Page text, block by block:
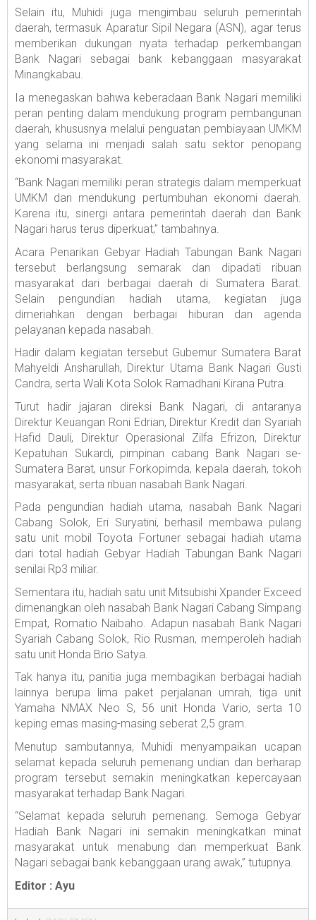
Selain itu, Muhidi juga mengimbau seluruh pemerintah
daerah, termasuk Aparatur Sipil Negara (ASN), agar terus
memberikan dukungan nyata terhadap perkembangan
Bank Nagari sebagai bank kebanggaan masyarakat
Minangkabau.
Ia menegaskan bahwa keberadaan Bank Nagari memiliki
peran penting dalam mendukung program pembangunan
daerah, khususnya melalui penguatan pembiayaan UMKM
yang selama ini menjadi salah satu sektor penopang
ekonomi masyarakat.
“Bank Nagari memiliki peran strategis dalam memperkuat
UMKM dan mendukung pertumbuhan ekonomi daerah.
Karena itu, sinergi antara pemerintah daerah dan Bank
Nagari harus terus diperkuat,” tambahnya.
Acara Penarikan Gebyar Hadiah Tabungan Bank Nagari
tersebut berlangsung semarak dan dipadati ribuan
masyarakat dari berbagai daerah di Sumatera Barat.
Selain pengundian hadiah utama, kegiatan juga
dimeriahkan dengan berbagai hiburan dan agenda
pelayanan kepada nasabah.
Hadir dalam kegiatan tersebut Gubernur Sumatera Barat
Mahyeldi Ansharullah, Direktur Utama Bank Nagari Gusti
Candra, serta Wali Kota Solok Ramadhani Kirana Putra.
Turut hadir jajaran direksi Bank Nagari, di antaranya
Direktur Keuangan Roni Edrian, Direktur Kredit dan Syariah
Hafid Dauli, Direktur Operasional Zilfa Efrizon, Direktur
Kepatuhan Sukardi, pimpinan cabang Bank Nagari se-
Sumatera Barat, unsur Forkopimda, kepala daerah, tokoh
masyarakat, serta ribuan nasabah Bank Nagari.
Pada pengundian hadiah utama, nasabah Bank Nagari
Cabang Solok, Eri Suryatini, berhasil membawa pulang
satu unit mobil Toyota Fortuner sebagai hadiah utama
dari total hadiah Gebyar Hadiah Tabungan Bank Nagari
senilai Rp3 miliar.
Sementara itu, hadiah satu unit Mitsubishi Xpander Exceed
dimenangkan oleh nasabah Bank Nagari Cabang Simpang
Empat, Romatio Naibaho. Adapun nasabah Bank Nagari
Syariah Cabang Solok, Rio Rusman, memperoleh hadiah
satu unit Honda Brio Satya.
Tak hanya itu, panitia juga membagikan berbagai hadiah
lainnya berupa lima paket perjalanan umrah, tiga unit
Yamaha NMAX Neo S, 56 unit Honda Vario, serta 10
keping emas masing-masing seberat 2,5 gram.
Menutup sambutannya, Muhidi menyampaikan ucapan
selamat kepada seluruh pemenang undian dan berharap
program tersebut semakin meningkatkan kepercayaan
masyarakat terhadap Bank Nagari.
“Selamat kepada seluruh pemenang. Semoga Gebyar
Hadiah Bank Nagari ini semakin meningkatkan minat
masyarakat untuk menabung dan memperkuat Bank
Nagari sebagai bank kebanggaan urang awak,” tutupnya.
Editor : Ayu